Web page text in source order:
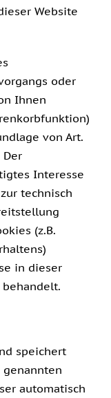
Website
oder
Ihnen
von Art.
Der
Interesse
technisch
(z.B.
in dieser
speichert
automatisch